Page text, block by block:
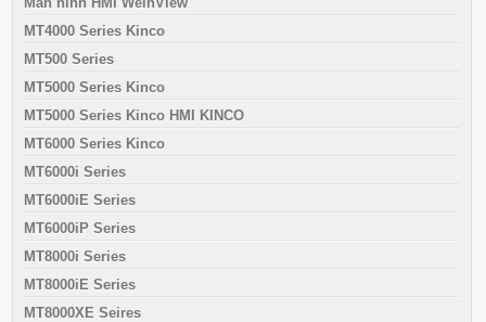
MT4000 Series Kinco
MT500 Series
MT5000 Series Kinco
MT5000 Series Kinco HMI KINCO
MT6000 Series Kinco
MT6000i Series
MT6000iE Series
MT6000iP Series
MT8000i Series
MT8000iE Series
MT8000XE Seires